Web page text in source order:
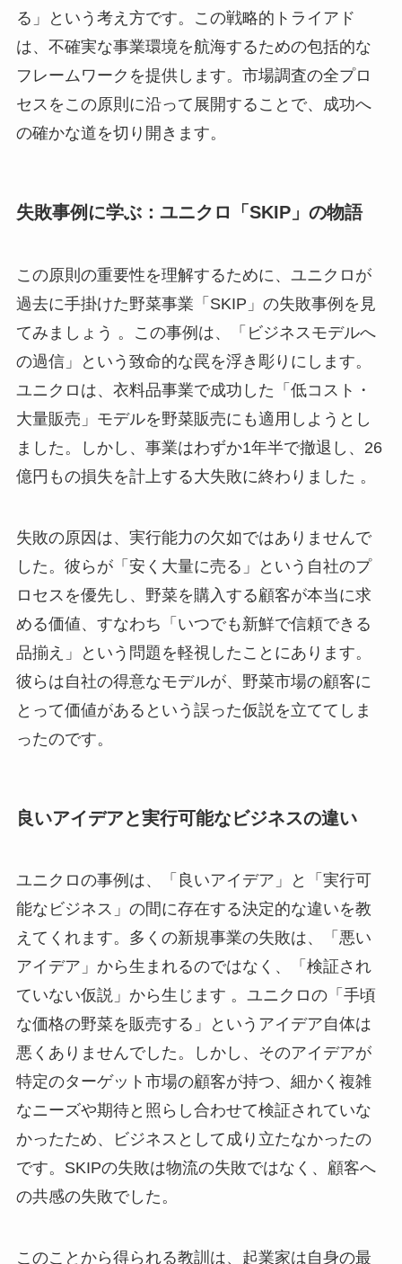
る」という考え方です。この戦略的トライアド
は、不確実な事業環境を航海するための包括的な
フレームワークを提供します。市場調査の全プロ
セスをこの原則に沿って展開することで、成功へ
の確かな道を切り開きます。
失敗事例に学ぶ：ユニクロ「SKIP」の物語
この原則の重要性を理解するために、ユニクロが
過去に手掛けた野菜事業「SKIP」の失敗事例を見
てみましょう 。この事例は、「ビジネスモデルへ
の過信」という致命的な罠を浮き彫りにします。
ユニクロは、衣料品事業で成功した「低コスト・
大量販売」モデルを野菜販売にも適用しようとし
ました。しかし、事業はわずか1年半で撤退し、26
億円もの損失を計上する大失敗に終わりました 。
失敗の原因は、実行能力の欠如ではありませんで
した。彼らが「安く大量に売る」という自社のプ
ロセスを優先し、野菜を購入する顧客が本当に求
める価値、すなわち「いつでも新鮮で信頼できる
品揃え」という問題を軽視したことにあります。
彼らは自社の得意なモデルが、野菜市場の顧客に
とって価値があるという誤った仮説を立ててしま
ったのです。
良いアイデアと実行可能なビジネスの違い
ユニクロの事例は、「良いアイデア」と「実行可
能なビジネス」の間に存在する決定的な違いを教
えてくれます。多くの新規事業の失敗は、「悪い
アイデア」から生まれるのではなく、「検証され
ていない仮説」から生じます 。ユニクロの「手頃
な価格の野菜を販売する」というアイデア自体は
悪くありませんでした。しかし、そのアイデアが
特定のターゲット市場の顧客が持つ、細かく複雑
なニーズや期待と照らし合わせて検証されていな
かったため、ビジネスとして成り立たなかったの
です。SKIPの失敗は物流の失敗ではなく、顧客へ
の共感の失敗でした。
このことから得られる教訓は、起業家は自身の最